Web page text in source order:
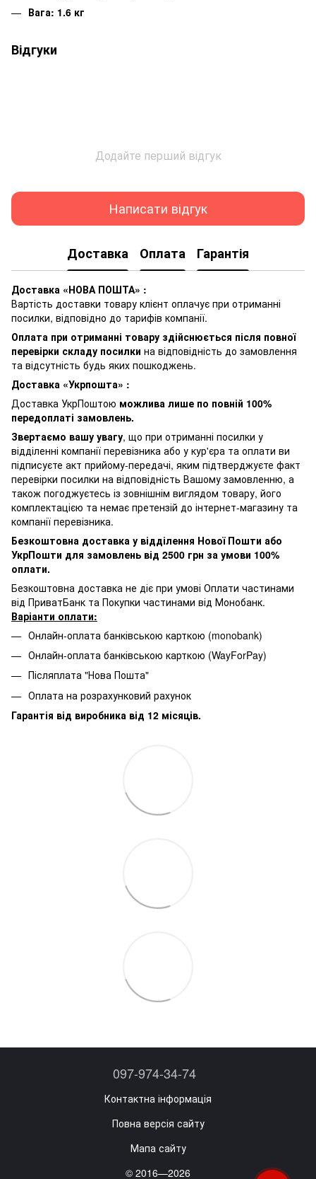
Вага: 1.6 кг
Відгуки
Додайте перший відгук
Написати відгук
Доставка Оплата Гарантія
Доставка «НОВА ПОШТА» :
Вартість доставки товару клієнт оплачує при отриманні
посилки, відповідно до тарифів компанії.
Оплата при отриманні товару здійснюється після повної
перевірки складу посилки на відповідність до замовлення
та відсутність будь яких пошкоджень.
Доставка «Укрпошта» :
Доставка УкрПоштою можлива лише по повній 100%
передоплаті замовлень.
Звертаємо вашу увагу, що при отриманні посилки у
відділенні компанії перевізника або у кур'єра та оплати ви
підписуєте акт прийому-передачі, яким підтверджуєте факт
перевірки посилки на відповідність Вашому замовленню, а
також погоджуєтесь із зовнішнім виглядом товару, його
комплектацією та немає претензій до інтернет-магазину та
компанії перевізника.
Безкоштовна доставка у відділення Нової Пошти або
УкрПошти для замовлень від 2500 грн за умови 100%
оплати.
Безкоштовна доставка не діє при умові Оплати частинами
від ПриватБанк та Покупки частинами від Монобанк.
Варіанти оплати:
Онлайн-оплата банківською карткою (monobank)
Онлайн-оплата банківською карткою (WayForPay)
Післяплата "Нова Пошта"
Оплата на розрахунковий рахунок
Гарантія від виробника від 12 місяців.
097-974-34-74
Контактна інформація
Повна версія сайту
Мапа сайту
© 2016—2026